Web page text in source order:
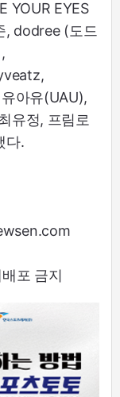
YOUR EYES
, dodree (도드
아유(UAU),
유정, 프림로
다.
포 금지